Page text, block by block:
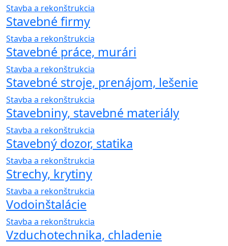
Stavba a rekonštrukcia
Stavebné firmy
Stavba a rekonštrukcia
Stavebné práce, murári
Stavba a rekonštrukcia
Stavebné stroje, prenájom, lešenie
Stavba a rekonštrukcia
Stavebniny, stavebné materiály
Stavba a rekonštrukcia
Stavebný dozor, statika
Stavba a rekonštrukcia
Strechy, krytiny
Stavba a rekonštrukcia
Vodoinštalácie
Stavba a rekonštrukcia
Vzduchotechnika, chladenie